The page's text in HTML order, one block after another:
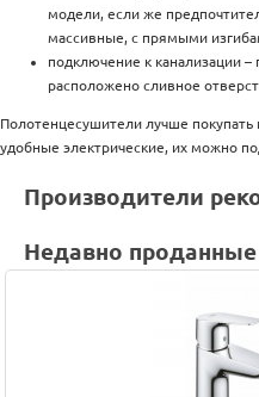
модели, если же
массивные, с прямыми
подключение к канализации –
расположено сливное
Полотенцесушители лучше
удобные электрические, их можно
Производители
Недавно